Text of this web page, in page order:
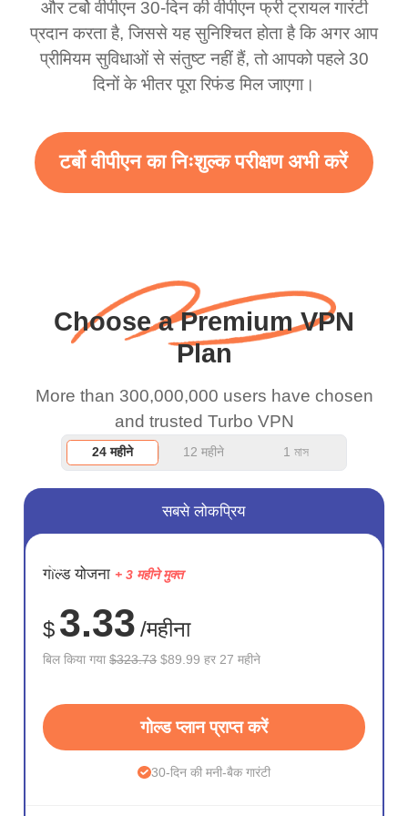
इस अद्भुत VPN का समर्थन
करने के लिए है। सच में आपको
अधिक विज्ञापन देने चाहिए
तेज़ WiFi मिल सके लेकिन सच
में जब मैं इसका उपयोग करता हूं
पसंदीदा। सबसे अच्छा हिस्सा,
मैंने अब तक किसी विज्ञापन को
नहीं देखा है क्योंकि मैं मुफ्त सेवा
10/10।
और टर्बो वीपीएन 30-दिन की वीपीएन फ्री ट्रायल गारंटी
प्रदान करता है, जिससे यह सुनिश्चित होता है कि अगर आप
प्रीमियम सुविधाओं से संतुष्ट नहीं हैं, तो आपको पहले 30
दिनों के भीतर पूरा रिफंड मिल जाएगा।
टर्बो वीपीएन का निःशुल्क परीक्षण अभी करें
Choose a Premium VPN
Plan
More than 300,000,000 users have chosen
and trusted Turbo VPN
24 महीने 12 महीने 1 মাস
सहेजें
72%
सबसे लोकप्रिय
गोल्ड योजना + 3 महीने मुक्त
$ 3.33 /महीना
बिल किया गया$323.73 $89.99 हर 27 महीने
गोल्ड प्लान प्राप्त करें
30-दिन की मनी-बैक गारंटी